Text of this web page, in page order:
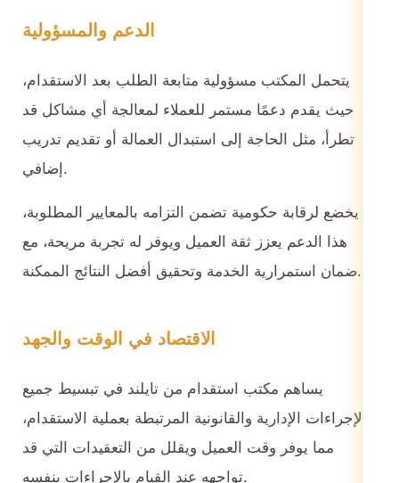
الدعم والمسؤولية
يتحمل المكتب مسؤولية متابعة الطلب بعد الاستقدام،
حيث يقدم دعمًا مستمر للعملاء لمعالجة أي مشاكل قد
تطرأ، مثل الحاجة إلى استبدال العمالة أو تقديم تدريب
إضافي.
يخضع لرقابة حكومية تضمن التزامه بالمعايير المطلوبة،
هذا الدعم يعزز ثقة العميل ويوفر له تجربة مريحة، مع
ضمان استمرارية الخدمة وتحقيق أفضل النتائج الممكنة.
الاقتصاد في الوقت والجهد
يساهم مكتب استقدام من تايلند في تبسيط جميع
الإجراءات الإدارية والقانونية المرتبطة بعملية الاستقدام،
مما يوفر وقت العميل ويقلل من التعقيدات التي قد
تواجهه عند القيام بالإجراءات بنفسه.